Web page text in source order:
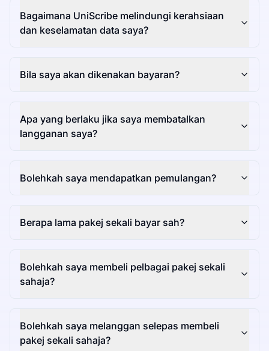
Bagaimana UniScribe melindungi kerahsiaan
dan keselamatan data saya?
Bila saya akan dikenakan bayaran?
Apa yang berlaku jika saya membatalkan
langganan saya?
Bolehkah saya mendapatkan pemulangan?
Berapa lama pakej sekali bayar sah?
Bolehkah saya membeli pelbagai pakej sekali
sahaja?
Bolehkah saya melanggan selepas membeli
pakej sekali sahaja?